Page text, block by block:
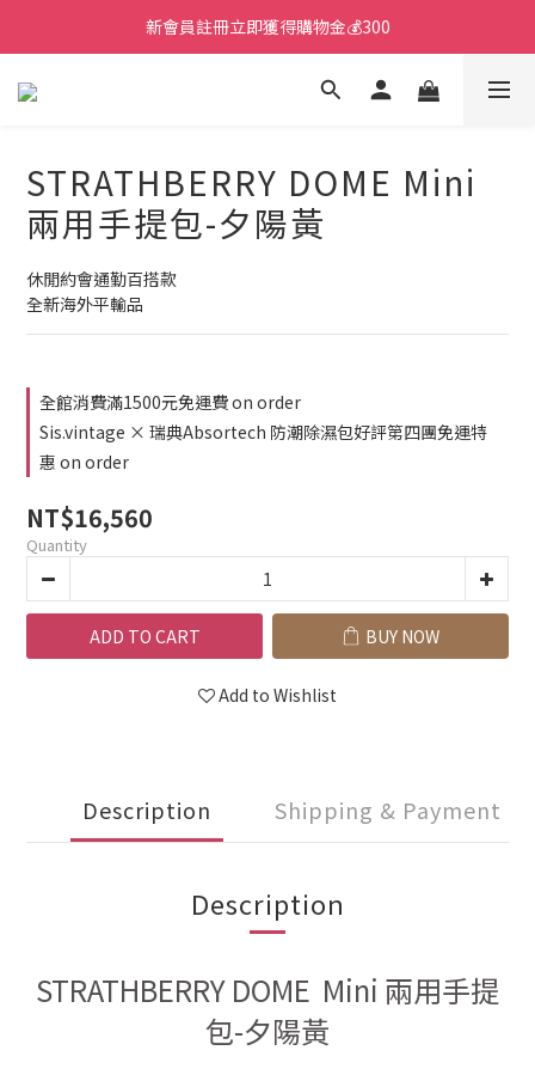
新會員註冊立即獲得購物金💰300
STRATHBERRY DOME Mini
兩用手提包-夕陽黃
休閒約會通勤百搭款
全新海外平輸品
全館消費滿1500元免運費 on order
Sis.vintage × 瑞典Absortech 防潮除濕包好評第四團免運特
惠 on order
NT$16,560
Quantity
ADD TO CART BUY NOW
Add to Wishlist
Description Shipping & Payment
Description
STRATHBERRY DOME Mini 兩用手提
包-夕陽黃